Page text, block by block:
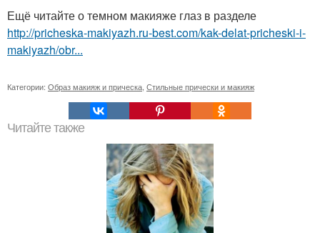
Ещё читайте о темном макияже глаз в разделе
http://pricheska-makiyazh.ru-best.com/kak-delat-pricheski-i-
makiyazh/obr...
Категории: Образ макияж и прическа Стильные прически и макияж
Читайте также